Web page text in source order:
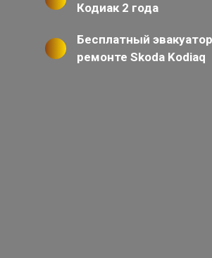
Кодиак 2 года
Бесплатный
ремонте Skoda Kodiaq